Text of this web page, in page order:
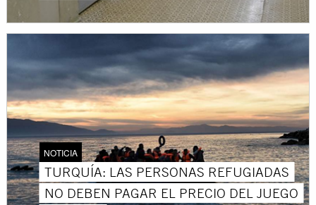
NOTICIA
TURQUÍA: LAS PERSONAS REFUGIADAS
NO DEBEN PAGAR EL PRECIO DEL JUEGO